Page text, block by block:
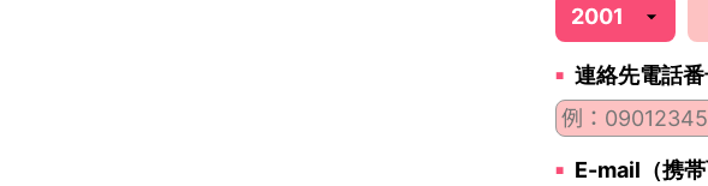
連絡先電話
E-mail（携帯